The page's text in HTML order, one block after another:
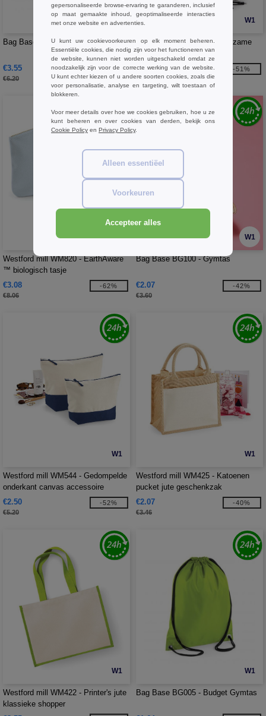
W1
Bag Base BG042 - Riem Tas
€3.55
€6.20
-43%
W1
Westford mill WM107 - Duurzame
draagtas
€1.25
€2.55
-51%
W1
Westford mill WM820 - EarthAware
™ biologisch tasje
€3.08
€8.06
-62%
W1
Bag Base BG100 - Gymtas
€2.07
€3.60
-42%
W1
Westford mill WM544 - Gedompelde
onderkant canvas accessoire
€2.50
€5.20
-52%
W1
Westford mill WM425 - Katoenen
pucket jute geschenkzak
€2.07
€3.46
-40%
W1
Westford mill WM422 - Printer's jute
klassieke shopper
W1
Bag Base BG005 - Budget Gymtas
gepersonaliseerde browse-ervaring te garanderen, inclusief
op maat gemaakte inhoud, geoptimaliseerde interacties
met onze website en advertenties.
U kunt uw cookievoorkeuren op elk moment beheren.
Essentiële cookies, die nodig zijn voor het functioneren van
de website, kunnen niet worden uitgeschakeld omdat ze
noodzakelijk zijn voor de correcte werking van de website.
U kunt echter kiezen of u andere soorten cookies, zoals die
voor personalisatie, analyse en targeting, wilt toestaan of
blokkeren.
Voor meer details over hoe we cookies gebruiken, hoe u ze
kunt beheren en over cookies van derden, bekijk ons
Cookie Policy en Privacy Policy.
Alleen essentiëel
Voorkeuren
Accepteer alles